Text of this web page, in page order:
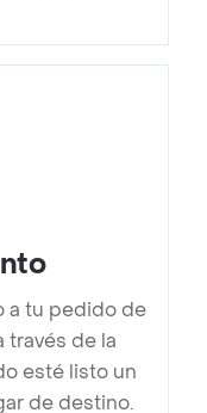
a tu pedido de
través de la
esté listo un
de destino.